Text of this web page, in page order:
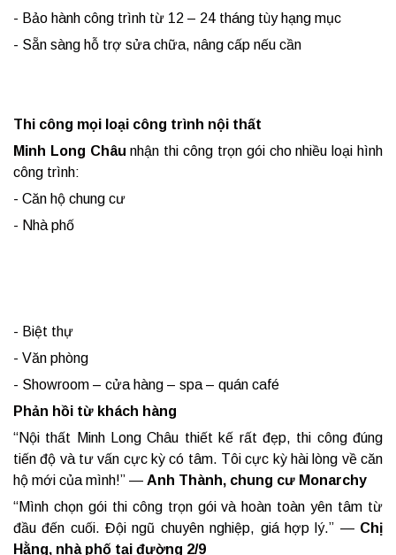
- Bảo hành công trình từ 12 – 24 tháng tùy hạng mục
- Sẵn sàng hỗ trợ sửa chữa, nâng cấp nếu cần
Thi công mọi loại công trình nội thất
Minh Long Châu nhận thi công trọn gói cho nhiều loại hình
công trình:
- Căn hộ chung cư
- Nhà phố
- Biệt thự
- Văn phòng
- Showroom – cửa hàng – spa – quán café
Phản hồi từ khách hàng
“Nội thất Minh Long Châu thiết kế rất đẹp, thi công đúng
tiến độ và tư vấn cực kỳ có tâm. Tôi cực kỳ hài lòng về căn
hộ mới của mình!” — Anh Thành, chung cư Monarchy
“Mình chọn gói thi công trọn gói và hoàn toàn yên tâm từ
đầu đến cuối. Đội ngũ chuyên nghiệp, giá hợp lý.” — Chị
Hằng, nhà phố tại đường 2/9